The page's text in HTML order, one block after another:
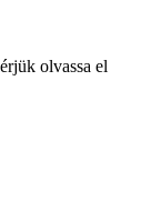
olvassa el